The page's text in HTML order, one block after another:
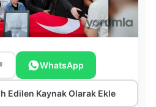
WhatsApp
Edilen Kaynak Olarak Ekle